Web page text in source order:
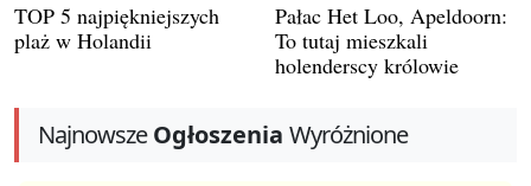
TOP 5 najpiękniejszych
plaż w Holandii
Pałac Het Loo, Apeldoorn:
To tutaj mieszkali
holenderscy królowie
NajnowszeOgłoszenia Wyróżnione